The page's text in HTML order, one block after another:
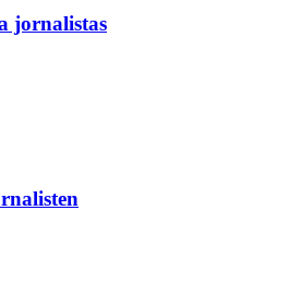
jornalistas